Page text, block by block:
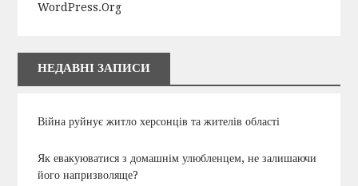
WordPress.org
НЕДАВНІ ЗАПИСИ
Війна руйнує житло херсонців та жителів області
Як евакуюватися з домашнім улюбленцем, не залишаючи
його напризволяще?